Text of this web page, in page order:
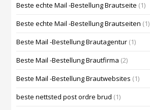
Beste echte Mail -Bestellung Brautseite (1)
Beste echte Mail -Bestellung Brautseiten (1)
Beste Mail -Bestellung Brautagentur (1)
Beste Mail -Bestellung Brautfirma (2)
Beste Mail -Bestellung Brautwebsites (1)
beste nettsted post ordre brud (1)